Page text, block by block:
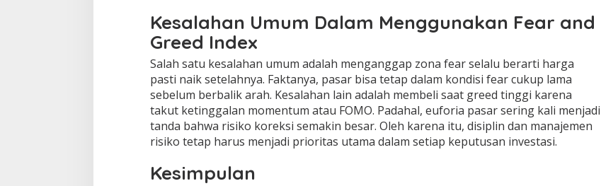
Kesalahan Umum Dalam Menggunakan Fear and
Greed Index
Salah satu kesalahan umum adalah menganggap zona fear selalu berarti harga
pasti naik setelahnya. Faktanya, pasar bisa tetap dalam kondisi fear cukup lama
sebelum berbalik arah. Kesalahan lain adalah membeli saat greed tinggi karena
takut ketinggalan momentum atau FOMO. Padahal, euforia pasar sering kali menjadi
tanda bahwa risiko koreksi semakin besar. Oleh karena itu, disiplin dan manajemen
risiko tetap harus menjadi prioritas utama dalam setiap keputusan investasi.
Kesimpulan